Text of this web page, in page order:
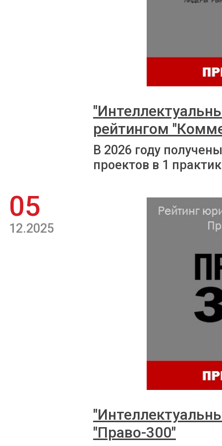
рейтингом
В 2026 году
проектов в 1
05
12.2025
"Право-300"